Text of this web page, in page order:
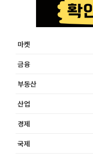
마켓
금융
부동산
산업
경제
국제